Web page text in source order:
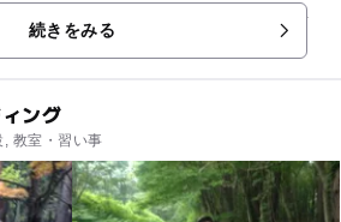
定番の乳搾りや乗馬はもちろんちょっ
あげ...
続きをみる
ング
教室・習い事